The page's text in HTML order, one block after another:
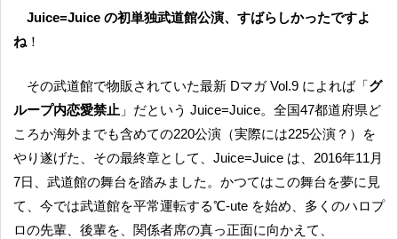
Juice=Juice の初単独武道館公演、すばらしかったですよ
ね ！
その武道館で物販されていた最新 Dマガ Vol.9 によれば「 グ
ループ内恋愛禁止 」だという Juice=Juice。全国47都道府県ど
ころか海外までも含めての220公演（実際には225公演？）を
やり遂げた、その最終章として、Juice=Juice は、2016年11月
7日、武道館の舞台を踏みました。かつてはこの舞台を夢に見
て、今では武道館を平常運転する℃-ute を始め、多くのハロプ
ロの先輩、後輩を、関係者席の真っ正面に向かえて、